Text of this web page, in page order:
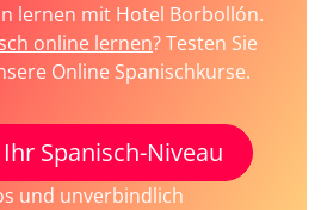
lernen mit Hotel Borbollón.
online lernen? Testen Sie
Online Spanischkurse.
Spanisch-Niveau
und unverbindlich